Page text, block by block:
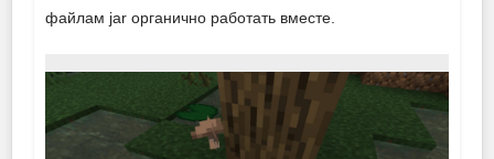
файлам jar органично работать вместе.